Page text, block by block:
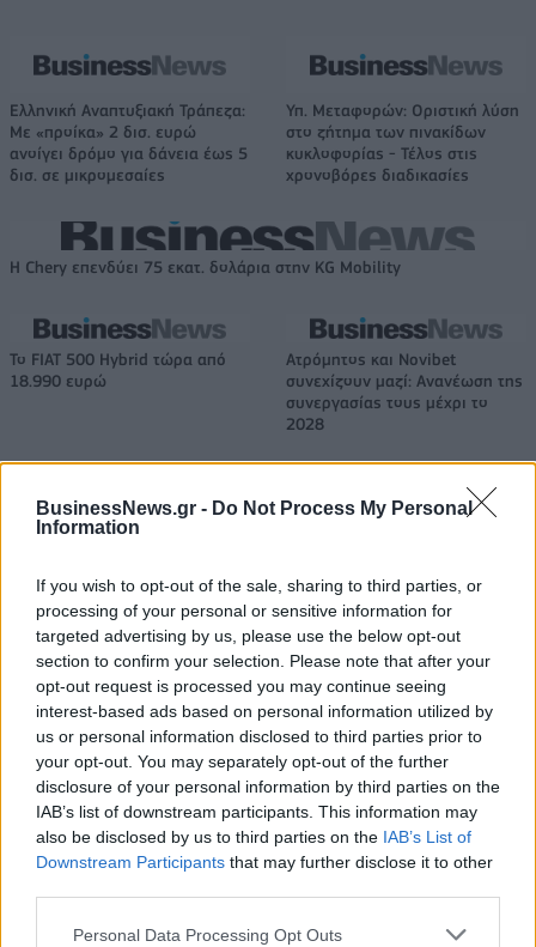
BusinessNews.gr - Do Not Process My Personal
Information
If you wish to opt-out of the sale, sharing to third parties, or
processing of your personal or sensitive information for
targeted advertising by us, please use the below opt-out
section to confirm your selection. Please note that after your
opt-out request is processed you may continue seeing
interest-based ads based on personal information utilized by
us or personal information disclosed to third parties prior to
your opt-out. You may separately opt-out of the further
disclosure of your personal information by third parties on the
IAB’s list of downstream participants. This information may
also be disclosed by us to third parties on the IAB’s List of
Downstream Participants that may further disclose it to other
Personal Data Processing Opt Outs
Ελληνική Αναπτυξιακή Τράπεζα:
Με «προίκα» 2 δισ. ευρώ
ανοίγει δρόμο για δάνεια έως 5
δισ. σε μικρομεσαίες
Υπ. Μεταφορών: Οριστική λύση
στο ζήτημα των πινακίδων
κυκλοφορίας - Τέλος στις
χρονοβόρες διαδικασίες
Η Chery επενδύει 75 εκατ. δολάρια στην KG Mobility
Το FIAT 500 Hybrid τώρα από
18.990 ευρώ
Ατρόμητος και Novibet
συνεχίζουν μαζί: Ανανέωση της
συνεργασίας τους μέχρι το
2028
18η συνεχόμενη χρονιά για τον ΟΤΕ στη διεθνή σειρά δεικτών
FTSE4Good
Alpha Bank: Για πρώτη φορά το Αρχαίο Θέατρο Επιδαύρου άνοιξε τις
πύλες του σε όλους
ΠΕΡΙΣΣΌΤΕΡΑ ΣΕ ΑΥΤΉ ΤΗΝ ΚΑΤΗΓΟΡΊΑ